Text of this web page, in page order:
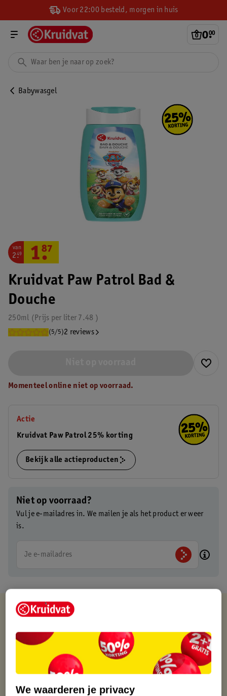
Voor 22:00 besteld, morgen in huis
0.
00
Babywasgel
Kruidvat Paw Patrol Bad &
Douche
250ml 7.48
Prijs per liter
(5/5)2 reviews
van
2.
49 1.
87
Momenteel online niet op voorraad.
Actie
Kruidvat Paw Patrol 25% korting
Bekijk alle actieproducten
Niet op voorraad?
Vul je e-mailadres in. We mailen je als het product er weer
is.
Je e-mailadres
Kruidvat is altijd voordelig
Gratis ophalen in de winkel
Op werkdagen voor 22:00 uur besteld, volgende dag in huis
Gratis thuisbezorgd vanaf 50.00
Gratis retourneren binnen 30 dagen
Gratis punten met je Kruidvat kaart
We waarderen je privacy